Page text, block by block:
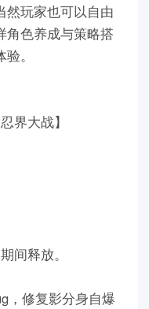
然玩家也可以自由
角色养成与策略搭
。
界大战】
间释放。
，修复影分身自爆